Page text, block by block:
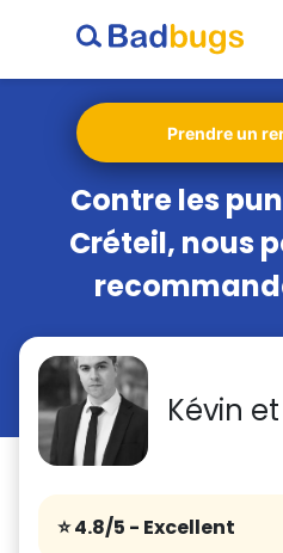
Prendre un
Contre les
Créteil, nous
Kévin
⭐️ 4.8/5 - Excellent